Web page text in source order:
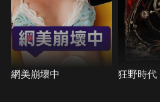
網美崩壞中 狂野時代